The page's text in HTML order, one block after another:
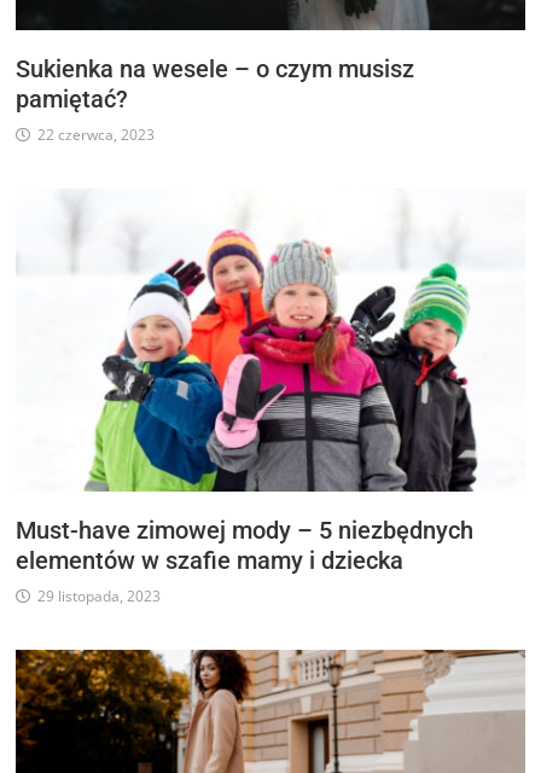
Sukienka na wesele – o czym musisz
pamiętać?
22 czerwca, 2023
Must-have zimowej mody – 5 niezbędnych
elementów w szafie mamy i dziecka
29 listopada, 2023